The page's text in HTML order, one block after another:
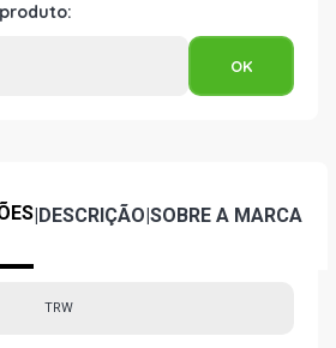
|DESCRIÇÃO|SOBRE A MARCA
TRW